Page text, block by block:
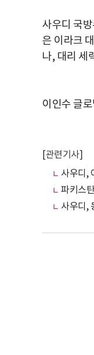
사우디 국
은 이라크
나, 대리 세
이인수 글
[관련기사]
사우디,
파키스
사우디,